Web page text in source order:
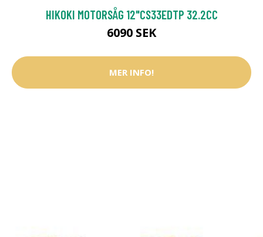
HIKOKI MOTORSÅG 12"CS33EDTP 32.2CC
6090 SEK
MER INFO!